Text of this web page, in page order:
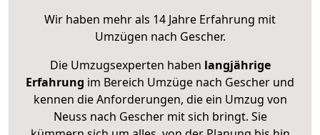
Wir haben mehr als 14 Jahre Erfahrung mit
Umzügen nach Gescher.
Die Umzugsexperten haben langjährige
Erfahrung im Bereich Umzüge nach Gescher und
kennen die Anforderungen, die ein Umzug von
Neuss nach Gescher mit sich bringt. Sie